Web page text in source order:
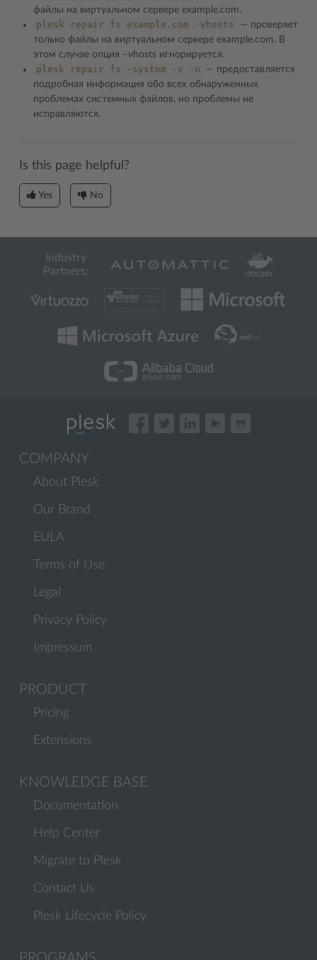
файлы на виртуальном сервере example.com.
plesk repair fs example.com -vhosts
― проверяет
только файлы на виртуальном сервере example.com. В
этом случае опция –vhosts игнорируется.
plesk repair fs -system -v -n
― предоставляется
подробная информация обо всех обнаруженных
проблемах системных файлов, но проблемы не
исправляются.
Is this page helpful?
Yes No
Industry
Partners:
COMPANY
About Plesk
Our Brand
EULA
Terms of Use
Legal
Privacy Policy
Impressum
PRODUCT
Pricing
Extensions
KNOWLEDGE BASE
Documentation
Help Center
Migrate to Plesk
Contact Us
Plesk Lifecycle Policy